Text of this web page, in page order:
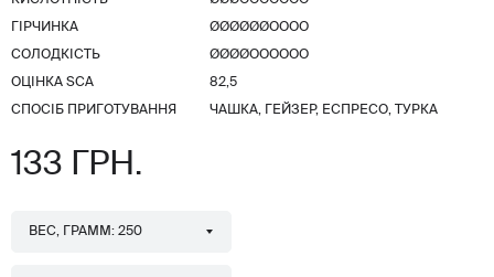
ГІРЧИНКА ØØØØØØОООО
СОЛОДКІСТЬ ØØØØОООООО
ОЦІНКА SCA 82,5
СПОСІБ ПРИГОТУВАННЯ ЧАШКА, ГЕЙЗЕР, ЕСПРЕСО, ТУРКА
133 ГРН.
ВЕС, ГРАММ: 250